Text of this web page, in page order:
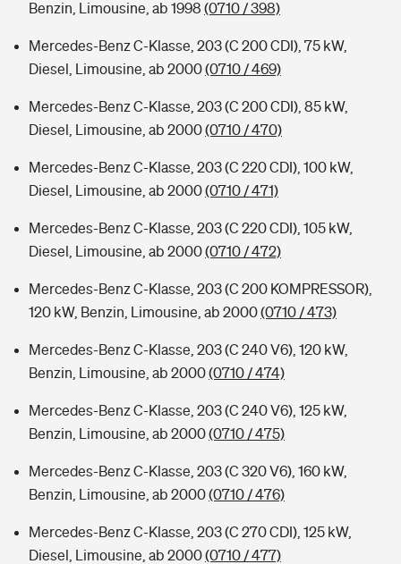
Benzin, Limousine, ab 1998 (0710 / 398)
Mercedes-Benz C-Klasse, 203 (C 200 CDI), 75 kW,
Diesel, Limousine, ab 2000(0710 / 469)
Mercedes-Benz C-Klasse, 203 (C 200 CDI), 85 kW,
Diesel, Limousine, ab 2000(0710 / 470)
Mercedes-Benz C-Klasse, 203 (C 220 CDI), 100 kW,
Diesel, Limousine, ab 2000(0710 / 471)
Mercedes-Benz C-Klasse, 203 (C 220 CDI), 105 kW,
Diesel, Limousine, ab 2000(0710 / 472)
Mercedes-Benz C-Klasse, 203 (C 200 KOMPRESSOR),
120 kW, Benzin, Limousine, ab 2000(0710 / 473)
Mercedes-Benz C-Klasse, 203 (C 240 V6), 120 kW,
Benzin, Limousine, ab 2000(0710 / 474)
Mercedes-Benz C-Klasse, 203 (C 240 V6), 125 kW,
Benzin, Limousine, ab 2000(0710 / 475)
Mercedes-Benz C-Klasse, 203 (C 320 V6), 160 kW,
Benzin, Limousine, ab 2000(0710 / 476)
Mercedes-Benz C-Klasse, 203 (C 270 CDI), 125 kW,
Diesel, Limousine, ab 2000(0710 / 477)